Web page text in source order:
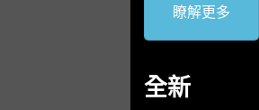
瞭解更多
全新